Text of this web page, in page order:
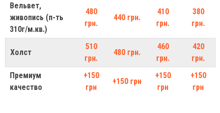
Вельвет,
живопись (п-ть
310г/м.кв.)
480
грн.
440 грн.
410
грн.
380
грн.
Холст
510
грн.
480 грн.
460
грн.
420
грн.
Премиум
качество
+150
грн
+150 грн
+150
грн
+150
грн